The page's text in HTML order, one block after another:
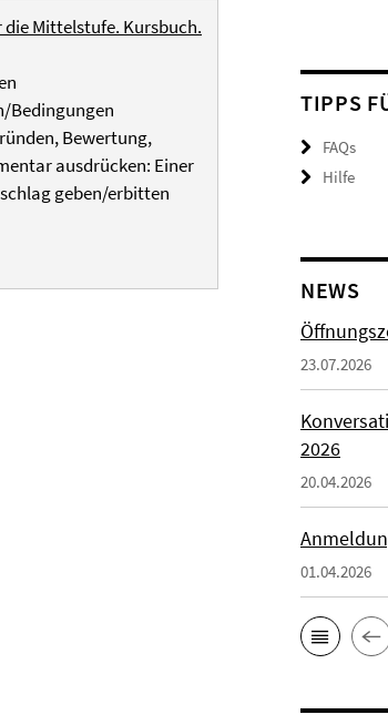
die Mittelstufe. Kursbuch.
Bedingungen
Bewertung,
ausdrücken: Einer
geben/erbitten
TIPPS
FAQs
Hilfe
NEWS
23.07.2026
2026
20.04.2026
01.04.2026